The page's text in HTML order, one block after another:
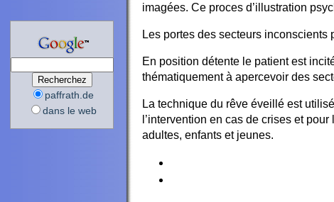
paffrath.de
dans le web
imagées. Ce proces d’illustration
Les portes des secteurs inconscients
En position détente le patient est
thématiquement à apercevoir des
La technique du rêve éveillé est
l’intervention en cas de crises et
adultes, enfants et jeunes.